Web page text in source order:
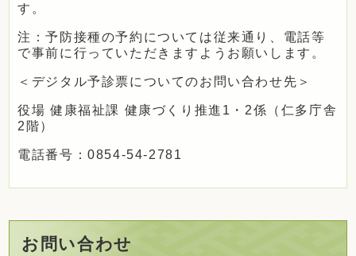
す。
注：予防接種の予約については従来通り、電話等
で事前に行っていただきますようお願いします。
＜デジタル予診票についてのお問い合わせ先＞
役場 健康福祉課 健康づくり推進1・2係（仁多庁舎
2階）
電話番号：0854-54-2781
お問い合わせ